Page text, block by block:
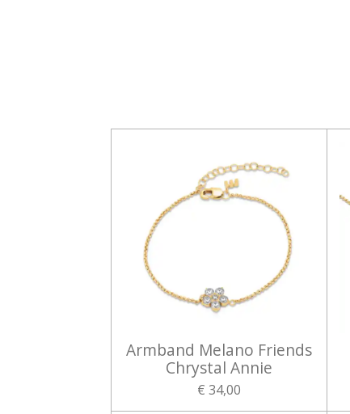
Armband Melano Friends
Chrystal Annie
€ 34,00